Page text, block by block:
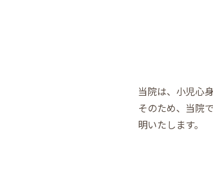
当院は、小児心
そのため、当院
明いたします。